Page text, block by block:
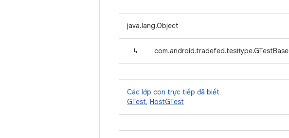
java.lang.Object
↳ com.android.tradefed.testtype.GTestBase
Các lớp con trực tiếp đã biết
GTest, HostGTest